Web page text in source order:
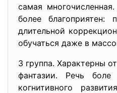
самая
более благоприятен:
длительной
обучаться даже в
3 группа. Характерны
фантазии. Речь боле
когнитивного